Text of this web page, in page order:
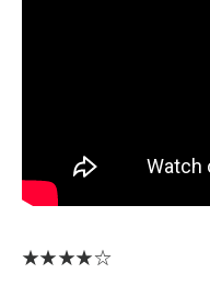
★★★★☆